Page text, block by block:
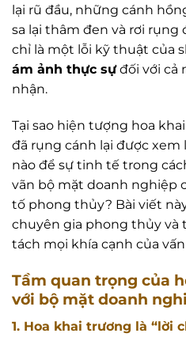
lại rũ đầu, những cánh
sa lại thâm đen và rơi
chỉ là một lỗi kỹ thuật của
ám ảnh thực sựđối với cả
nhận.
Tại sao hiện tượng hoa
đã rụng cánh lại được xem
nào để sự tinh tế trong
vãn bộ mặt doanh nghiệp
tố phong thủy? Bài viết
chuyên gia phong thủy và
tách mọi khía cạnh của
Tầm quan trọng của
với bộ mặt doanh
1. Hoa khai trương là “lời